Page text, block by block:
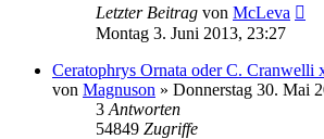
Letzter Beitrag von McLeva
Montag 3. Juni 2013, 23:27
Ceratophrys Ornata oder C. Cranwelli
von Magnuson » Donnerstag 30. Mai
3 Antworten
54849 Zugriffe